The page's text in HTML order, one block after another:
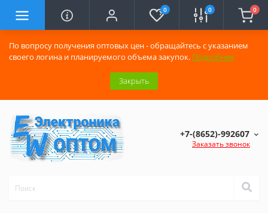
По вопросу получения оптовых цен - обращайтесь с указанием
своего логина и планируемого объема закупок. Подробнее
Закрыть
0 0 0
+7-(8652)-992607
Заказать звонок